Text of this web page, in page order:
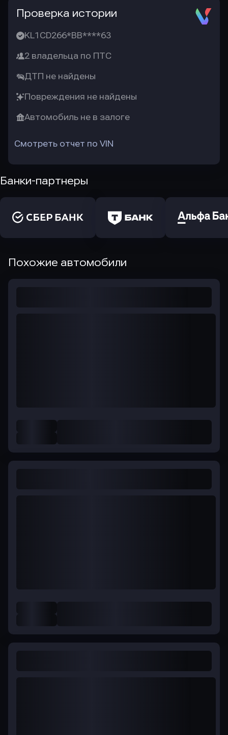
Проверка истории
KL1CD266*BB****63
2 владельца по ПТС
ДТП не найдены
Повреждения не найдены
Автомобиль не в залоге
Смотреть отчет по VIN
Банки-партнеры
Похожие автомобили